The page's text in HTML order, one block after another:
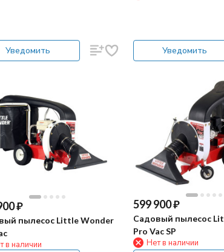
Уведомить Уведомить
₽
пылесос Little Wonder
в наличии
599 900₽
Садовый пылесос
Pro Vac SP
Нет в наличии